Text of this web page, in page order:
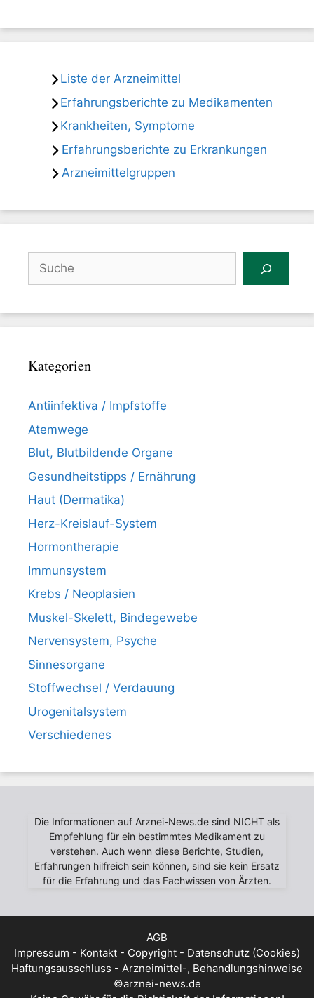
Liste der Arzneimittel
Erfahrungsberichte zu Medikamenten
Krankheiten, Symptome
Erfahrungsberichte zu Erkrankungen
Arzneimittelgruppen
Suchen
Kategorien
Antiinfektiva / Impfstoffe
Atemwege
Blut, Blutbildende Organe
Gesundheitstipps / Ernährung
Haut (Dermatika)
Herz-Kreislauf-System
Hormontherapie
Immunsystem
Krebs / Neoplasien
Muskel-Skelett, Bindegewebe
Nervensystem, Psyche
Sinnesorgane
Stoffwechsel / Verdauung
Urogenitalsystem
Verschiedenes
Die Informationen auf Arznei-News.de sind NICHT als
Empfehlung für ein bestimmtes Medikament zu
verstehen. Auch wenn diese Berichte, Studien,
Erfahrungen hilfreich sein können, sind sie kein Ersatz
für die Erfahrung und das Fachwissen von Ärzten.
AGB
Impressum - Kontakt - Copyright - Datenschutz (Cookies)
Haftungsausschluss - Arzneimittel-, Behandlungshinweise
©arznei-news.de